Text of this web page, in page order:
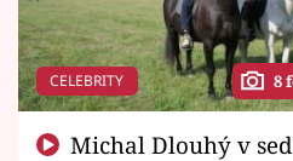
CELEBRITY 8